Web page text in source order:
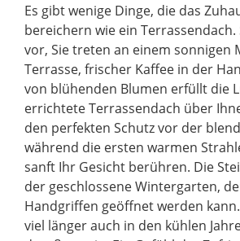
Es gibt wenige Dinge, die das
bereichern wie ein Terrassendach.
vor, Sie treten an einem sonnigen
Terrasse, frischer Kaffee in der
von blühenden Blumen erfüllt die
errichtete Terrassendach über
den perfekten Schutz vor der
während die ersten warmen
sanft Ihr Gesicht berühren. Die
der geschlossene Wintergarten,
Handgriffen geöffnet werden
viel länger auch in den kühlen